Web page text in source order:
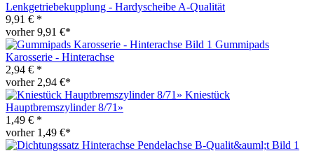
Lenkgetriebekupplung - Hardyscheibe A-Qualität
9,91 € *
vorher 9,91 €*
Gummipads
Karosserie - Hinterachse
2,94 € *
vorher 2,94 €*
Kniestück
Hauptbremszylinder 8/71»
1,49 € *
vorher 1,49 €*